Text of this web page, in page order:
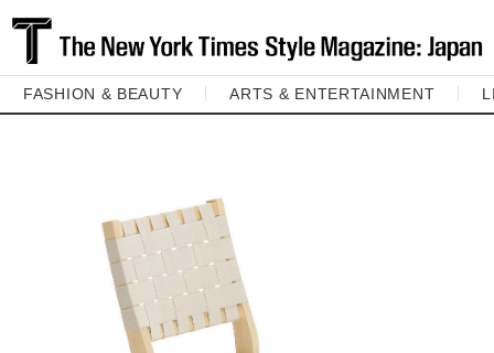
FASHION & BEAUTY ARTS & ENTERTAINMENT